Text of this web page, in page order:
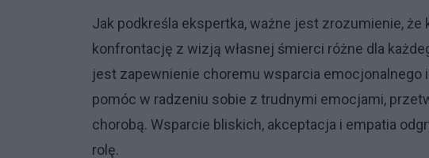
Jak podkreśla ekspertka, ważne jest zrozumienie, że
konfrontację z wizją własnej śmierci różne dla
jest zapewnienie choremu wsparcia
pomóc w radzeniu sobie z trudnymi emocjami,
chorobą. Wsparcie bliskich, akceptacja i empatia
rolę.